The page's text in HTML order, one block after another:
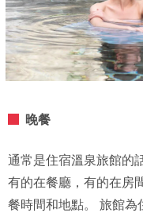
晚餐
通常是住宿溫泉旅館的
有的在餐廳，有的在房
餐時間和地點。 旅館為